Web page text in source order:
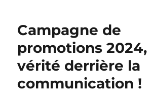
Campagne de
promotions 2024,
vérité derrière la
communication !